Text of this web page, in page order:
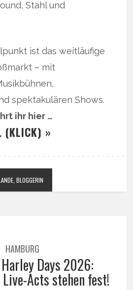
Stahl und
ist das weitläufige
– mit
spektakulären Shows.
ihr hier …
(KLICK) »
BLOGGERIN
HAMBURG
Days 2026:
Acts stehen fest!